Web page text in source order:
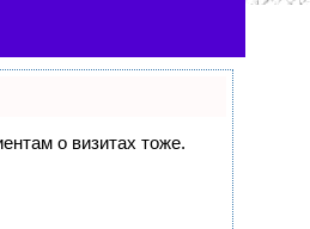
о визитах тоже.